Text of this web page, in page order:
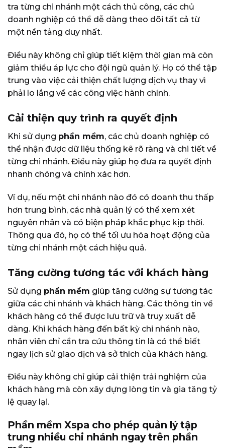
tra từng chi nhánh một cách thủ công, các chủ
doanh nghiệp có thể dễ dàng theo dõi tất cả từ
một nền tảng duy nhất.
Điều này không chỉ giúp tiết kiệm thời gian mà còn
giảm thiểu áp lực cho đội ngũ quản lý. Họ có thể tập
trung vào việc cải thiện chất lượng dịch vụ thay vì
phải lo lắng về các công việc hành chính.
Cải thiện quy trình ra quyết định
Khi sử dụng phần mềm, các chủ doanh nghiệp có
thể nhận được dữ liệu thống kê rõ ràng và chi tiết về
từng chi nhánh. Điều này giúp họ đưa ra quyết định
nhanh chóng và chính xác hơn.
Ví dụ, nếu một chi nhánh nào đó có doanh thu thấp
hơn trung bình, các nhà quản lý có thể xem xét
nguyên nhân và có biện pháp khắc phục kịp thời.
Thông qua đó, họ có thể tối ưu hóa hoạt động của
từng chi nhánh một cách hiệu quả.
Tăng cường tương tác với khách hàng
Sử dụng phần mềm giúp tăng cường sự tương tác
giữa các chi nhánh và khách hàng. Các thông tin về
khách hàng có thể được lưu trữ và truy xuất dễ
dàng. Khi khách hàng đến bất kỳ chi nhánh nào,
nhân viên chỉ cần tra cứu thông tin là có thể biết
ngay lịch sử giao dịch và sở thích của khách hàng.
Điều này không chỉ giúp cải thiện trải nghiệm của
khách hàng mà còn xây dựng lòng tin và gia tăng tỷ
lệ quay lại.
Phần mềm Xspa cho phép quản lý tập
trung nhiều chi nhánh ngay trên phần